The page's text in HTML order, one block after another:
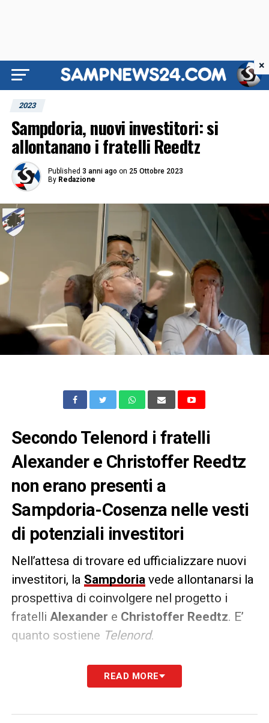
2023
Sampdoria, nuovi investitori: si
allontanano i fratelli Reedtz
Published 3 anni ago on 25 Ottobre 2023
By Redazione
Secondo Telenord i fratelli
Alexander e Christoffer Reedtz
non erano presenti a
Sampdoria-Cosenza nelle vesti
di potenziali investitori
Nell’attesa di trovare ed ufficializzare nuovi
investitori, la Sampdoriavede allontanarsi la
prospettiva di coinvolgere nel progetto i
fratelli Alexander e Christoffer Reedtz. E’
quanto sostiene Telenord.
Non sembrano invece essere venuti a
Genova domenica scorsa nelle vesti di
READ MORE
×